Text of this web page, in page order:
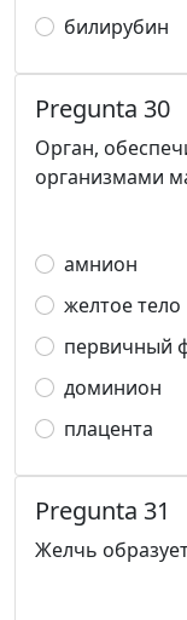
билирубин
Pregunta 30
Орган,
организмами
амнион
желтое тело
первичный
доминион
плацента
Pregunta 31
Желчь